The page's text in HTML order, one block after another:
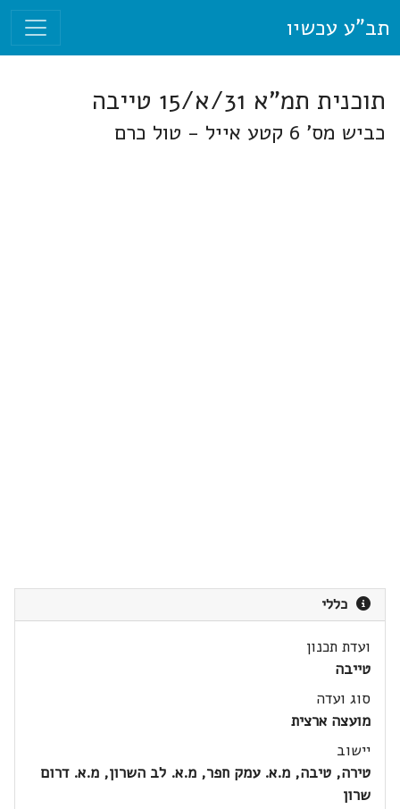
תב"ע עכשיו
תוכנית תמ"א 31/א/15 טייבה
כביש מס' 6 קטע אייל - טול כרם
כללי
ועדת תכנון
טייבה
סוג ועדה
מועצה ארצית
יישוב
טירה, טיבה, מ.א. עמק חפר, מ.א. לב השרון, מ.א. דרום
שרון